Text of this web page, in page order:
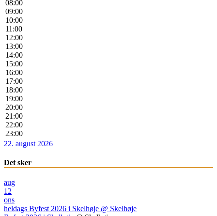
08:00
09:00
10:00
11:00
12:00
13:00
14:00
15:00
16:00
17:00
18:00
19:00
20:00
21:00
22:00
23:00
22. august 2026
Det sker
aug
12
ons
heldags Byfest 2026 i Skelhøje @ Skelhøje